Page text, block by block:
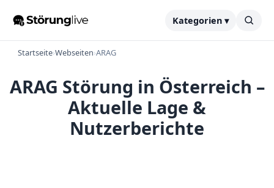
Kategorien ▾
Startseite›Webseiten›ARAG
ARAG Störung in Österreich –
Aktuelle Lage &
Nutzerberichte